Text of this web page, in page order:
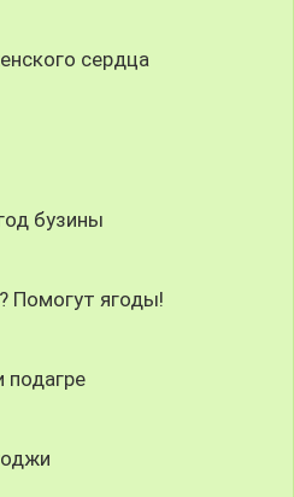
сердца
бузины
Помогут ягоды!